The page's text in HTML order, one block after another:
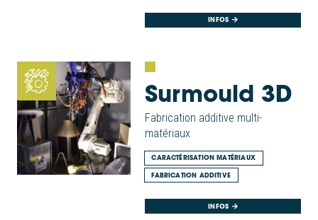
INFOS
Surmould 3D
Fabrication additive multi-
matériaux
CARACTÉRISATION MATÉRIAUX
FABRICATION ADDITIVE
INFOS